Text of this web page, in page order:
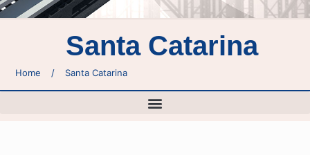
Santa Catarina
Home / Santa Catarina